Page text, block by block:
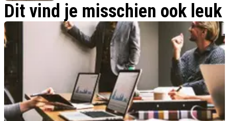
Dit vind je misschien ook leuk